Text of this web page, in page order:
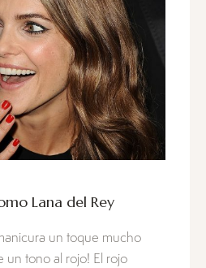
Lana del Rey
un toque mucho
un tono al rojo! El rojo